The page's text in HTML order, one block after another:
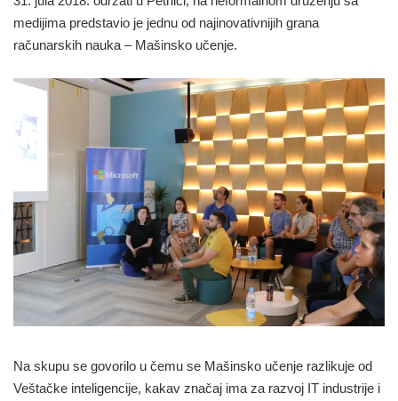
medijima predstavio je jednu od najinovativnijih grana
računarskih nauka – Mašinsko učenje.
Na skupu se govorilo u čemu se Mašinsko učenje razlikuje od
Veštačke inteligencije, kakav značaj ima za razvoj IT industrije i